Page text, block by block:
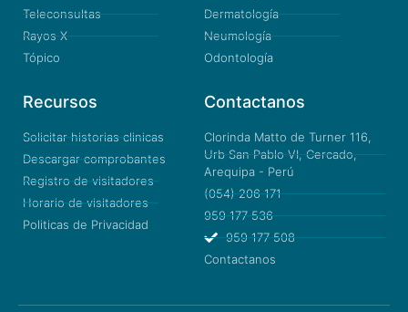
Teleconsultas
Rayos X
Tópico
Dermatología
Neumología
Odontología
Recursos
Solicitar historias clinicas
Descargar comprobantes
Registro de visitadores
Horario de visitadores
Politicas de Privacidad
Contactanos
Clorinda Matto de Turner 116,
Urb San Pablo VI, Cercado,
Arequipa - Perú
(054) 206 171
959 177 536
959 177 508
Contactanos